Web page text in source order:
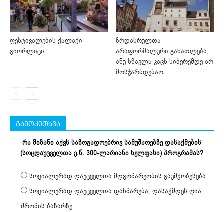
ფესტივალების ქალაქი –
გიორლიცი
ზრდასრულთა
არაფორმალური განათლება,
ანუ სწავლა კაცს სიბერემდე არ
მოსჭარბდებაო
გამოკითხვა
რა მიზანი აქვს საზოგადოებრივ სამუშაოებზე დასაქმების
(სოცდაუცველთა ე.წ. 300-ლარიანი ხელფასი) პროგრამას?
სოციალურად დაუცველთა მდგომარეობის გაუმჯობესება
სოციალურად დაუცველთა დახმარება, დასაქმდეს ღია
შრომის ბაზარზე